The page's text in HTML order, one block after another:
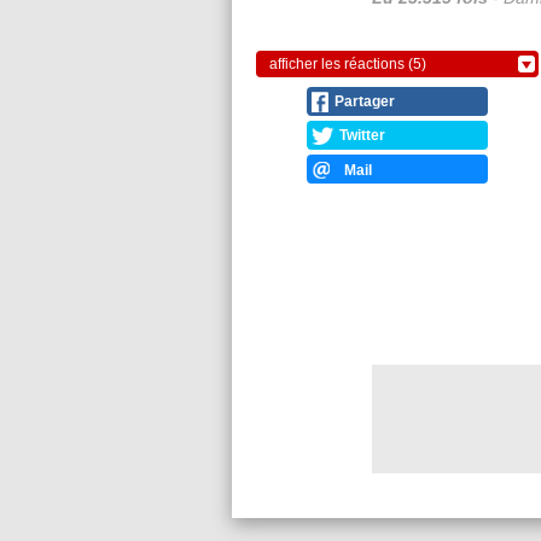
afficher les réactions (5)
Partager
Twitter
Mail